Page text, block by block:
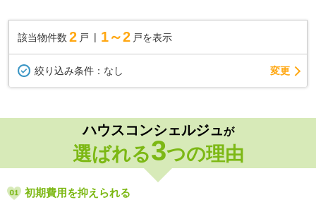
該当物件数 2 戸 1～2 戸を表示
絞り込み条件： なし 変更
ハウスコンシェルジュが
選ばれる3つの理由
初期費用を抑えられる